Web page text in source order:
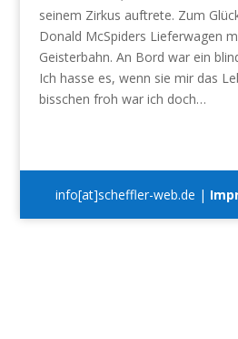
seinem Zirkus auftrete. Zum
Donald McSpiders Lieferwagen
Geisterbahn. An Bord war ein
Ich hasse es, wenn sie mir das
bisschen froh war ich doch…
info[at]scheffler-web.de |